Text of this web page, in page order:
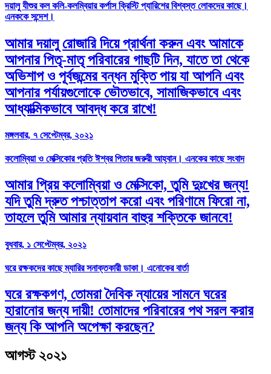
দয়ালু যীশুর কল কলি-কলম্বিয়ার কর্পাস ক্রিস্টি প্যারিশের বিশ্বস্ত লোকদের কাছে।
এনককে সন্দেশ।
আমার দয়ালু রোজারি দিয়ে প্রার্থনা করুন এবং আমাকে
আপনার পিতৃ-মাতৃ পরিবারের গাছটি দিন, যাতে তা থেকে
অভিশাপ ও পূর্বজন্মের বন্ধন মুক্তি পায় যা আপনি এবং
আপনার পর্যায়গুলোকে ভৌতভাবে, সামাজিকভাবে এবং
আধ্যাত্মিকভাবে আবদ্ধ করে রাখে!
মঙ্গলবার, ৭ সেপ্টেম্বর, ২০২১
কলোম্বিয়া ও মেক্সিকোর প্রতি ঈশ্বর পিতার জরুরী আহ্বান। এনকের কাছে সংবাদ
আমার প্রিয় কলোম্বিয়া ও মেক্সিকো, তুমি দুঃখের জন্য!
যদি তুমি দ্রুত পশ্চাত্তাপ করো এবং পরিণামে ফিরো না,
তাহলে তুমি আমার ন্যায়বান বাহুর শক্তিকে জানবে!
বুধবার, ১ সেপ্টেম্বর, ২০২১
ঘরে রক্ষকদের কাছে ম্যারির সনাক্তকারী ডাকা। এনোকের বার্তা
ঘরে রক্ষকগণ, তোমরা দৈবিক ন্যায়ের সামনে ঘরের
হারানোর জন্য দায়ী! তোমাদের পরিবারের পথ সরল করার
জন্য কি আপনি অপেক্ষা করছেন?
আগস্ট ২০২১